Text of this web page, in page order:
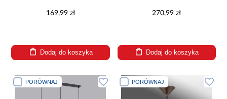
169,99 zł
Dodaj do koszyka
270,99 zł
Dodaj do koszyka
PORÓWNAJ PORÓWNAJ